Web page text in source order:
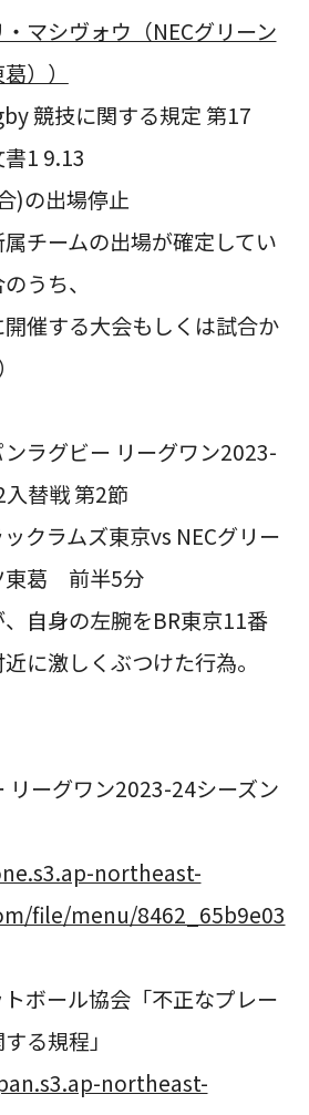
マシヴォウ（NECグリーン
））
競技に関する規定 第17
1 9.13
)の出場停止
属チームの出場が確定してい
うち、
催する大会もしくは試合か
ラグビー リーグワン2023-
替戦 第2節
クラムズ東京vs NECグリー
東葛 前半5分
自身の左腕をBR東京11番
に激しくぶつけた行為。
リーグワン2023-24シーズン
northeast-
file/menu/8462_65b9e03
ボール協会「不正なプレー
る規程」
northeast-